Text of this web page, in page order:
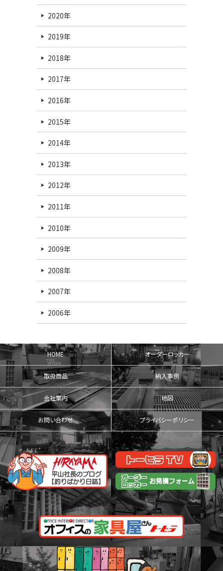
2020年
2019年
2018年
2017年
2016年
2015年
2014年
2013年
2012年
2011年
2010年
2009年
2008年
2007年
2006年
HOME オーダーロッカー
取扱商品 納入事例
会社案内 地図
お問い合わせ プライバシーポリシー